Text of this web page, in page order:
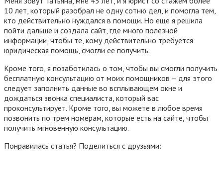
10 лет, который разобрал не одну сотню дел, и помогла тем,
кто действительно нуждался в помощи. Но еще я решила
пойти дальше и создала сайт, где много полезной
информации, чтобы те, кому действительно требуется
юридическая помощь, смогли ее получить.
Кроме того, я позаботилась о том, чтобы вы смогли получить
бесплатную консультацию от моих помощников – для этого
следует заполнить данные во всплывающем окне и
дождаться звонка специалиста, который вас
проконсультирует. Кроме того, вы можете в любое время
позвонить по трем номерам, которые есть на сайте, чтобы
получить мгновенную консультацию.
Понравилась статья? Поделиться с друзьями: